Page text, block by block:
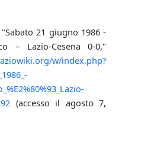
21 giugno 1986 -
– Lazio-Cesena 0-0,"
w/index.php?
(accesso il agosto 7,